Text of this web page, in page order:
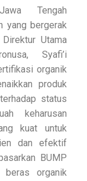
Tengah
yang bergerak
Utama
Syafi’i
organik
produk
status
keharusan
kuat untuk
dan efektif
BUMP
beras organik